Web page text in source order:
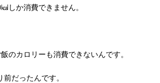
しか消費できません。
のカロリーも消費できないんです。
だったんです。